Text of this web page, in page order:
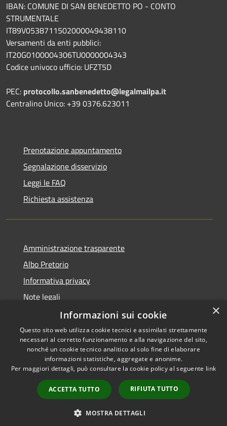
IBAN: COMUNE DI SAN BENEDETTO PO - CONTO
STRUMENTALE
IT89V0538711502000049438110
Versamenti da enti pubblici:
IT20G0100004306TU0000004343
Codice univoco ufficio: UFZT5D
PEC: protocollo.sanbenedetto@legalmailpa.it
Centralino Unico: +39 0376.623011
Prenotazione appuntamento
Segnalazione disservizio
Leggi le FAQ
Richiesta assistenza
Amministrazione trasparente
Albo Pretorio
Informativa privacy
Note legali
Dichiarazione di accessibilità
RSS
Accessibilità
Copyright © 2021 • Città
di San Benedetto Po •
Powered byMunicipium
Accesso redazione
×
Informazioni sui cookie
Questo sito web utilizza cookie tecnici e assimilati strettamente
necessari al corretto funzionamento e alla navigazione del sito,
nonché un cookie tecnico analitico al solo fine di elaborare
informazioni statistiche, aggregate e anonime.
Per maggiori dettagli, può consultare la cookie policy al seguente link
ACCETTA TUTTO RIFIUTA TUTTO
MOSTRA DETTAGLI